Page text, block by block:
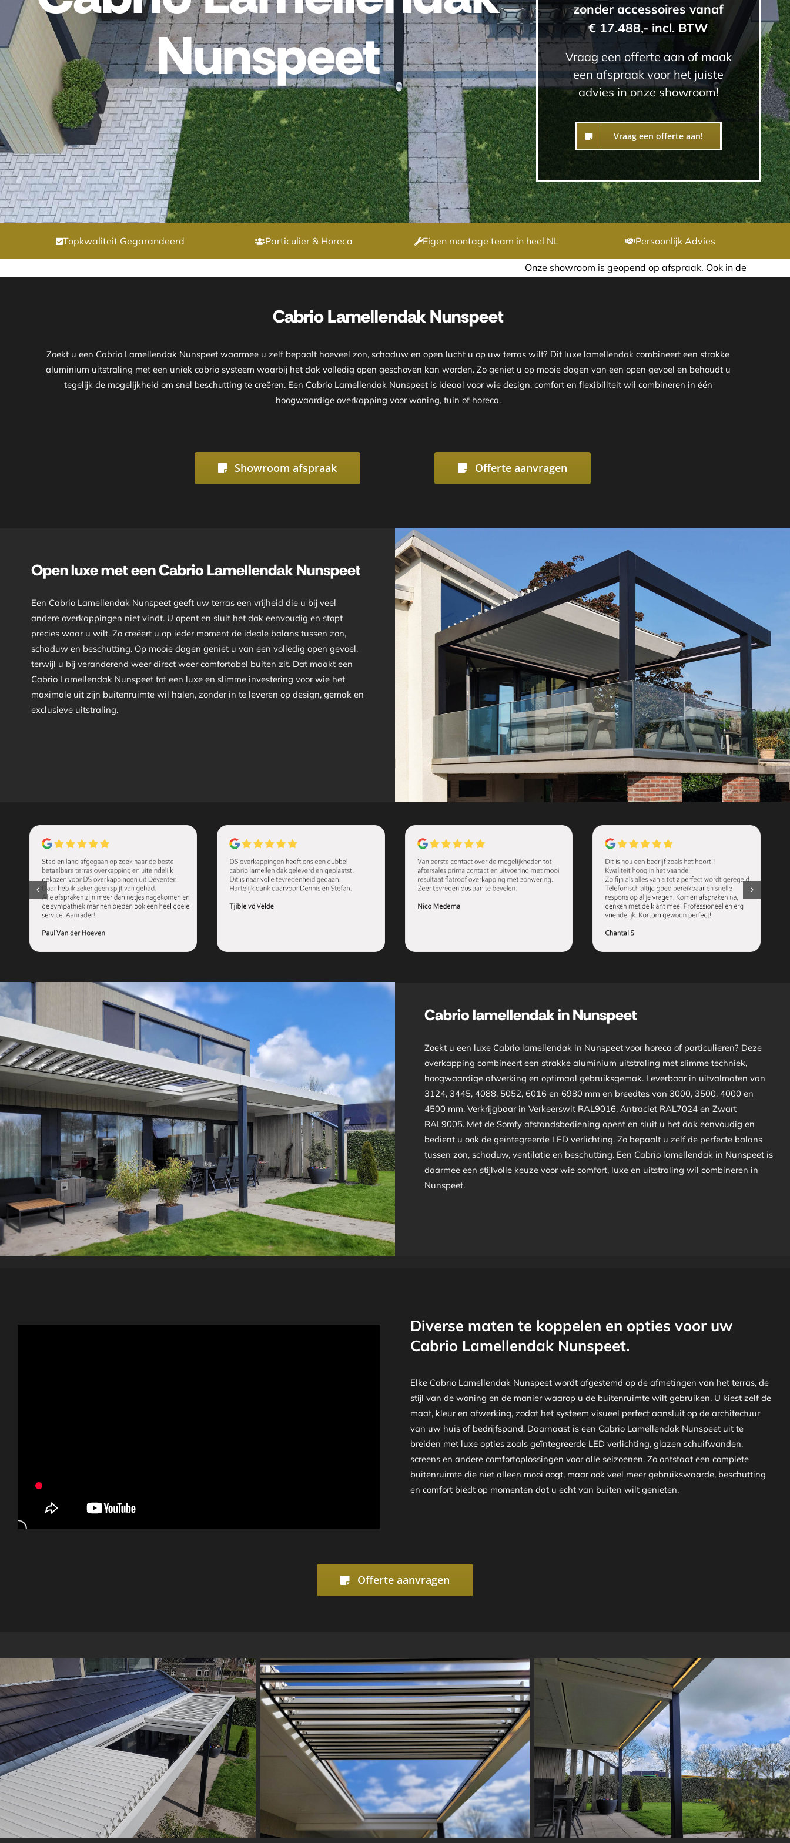
Nunspeet
zonder accessoires vanaf
€ 17.488,- incl. BTW
Vraag een offerte aan of maak
een afspraak voor het juiste
advies in onze showroom!
Vraag een offerte aan!
Topkwaliteit Gegarandeerd Particulier & Horeca Eigen montage team in heel NL Persoonlijk Advies
Onze showroom is geopend op afspraak. Ook in de avond of in het weekend nemen wij
Cabrio Lamellendak Nunspeet
Zoekt u een Cabrio Lamellendak Nunspeet waarmee u zelf bepaalt hoeveel zon, schaduw en open lucht u op uw terras wilt? Dit luxe lamellendak combineert een strakke
aluminium uitstraling met een uniek cabrio systeem waarbij het dak volledig open geschoven kan worden. Zo geniet u op mooie dagen van een open gevoel en behoudt u
tegelijk de mogelijkheid om snel beschutting te creëren. Een Cabrio Lamellendak Nunspeet is ideaal voor wie design, comfort en flexibiliteit wil combineren in één
hoogwaardige overkapping voor woning, tuin of horeca.
Showroom afspraak Offerte aanvragen
Open luxe met een Cabrio Lamellendak Nunspeet
Een Cabrio Lamellendak Nunspeet geeft uw terras een vrijheid die u bij veel
andere overkappingen niet vindt. U opent en sluit het dak eenvoudig en stopt
precies waar u wilt. Zo creëert u op ieder moment de ideale balans tussen zon,
schaduw en beschutting. Op mooie dagen geniet u van een volledig open gevoel,
terwijl u bij veranderend weer direct weer comfortabel buiten zit. Dat maakt een
Cabrio Lamellendak Nunspeet tot een luxe en slimme investering voor wie het
maximale uit zijn buitenruimte wil halen, zonder in te leveren op design, gemak en
exclusieve uitstraling.
Cabrio lamellendak in Nunspeet
Zoekt u een luxe Cabrio lamellendak in Nunspeet voor horeca of particulieren? Deze
overkapping combineert een strakke aluminium uitstraling met slimme techniek,
hoogwaardige afwerking en optimaal gebruiksgemak. Leverbaar in uitvalmaten van
3124, 3445, 4088, 5052, 6016 en 6980 mm en breedtes van 3000, 3500, 4000 en
4500 mm. Verkrijgbaar in Verkeerswit RAL9016, Antraciet RAL7024 en Zwart
RAL9005. Met de Somfy afstandsbediening opent en sluit u het dak eenvoudig en
bedient u ook de geïntegreerde LED verlichting. Zo bepaalt u zelf de perfecte balans
tussen zon, schaduw, ventilatie en beschutting. Een Cabrio lamellendak in Nunspeet is
daarmee een stijlvolle keuze voor wie comfort, luxe en uitstraling wil combineren in
Nunspeet.
Diverse maten te koppelen en opties voor uw
Cabrio Lamellendak Nunspeet.
Elke Cabrio Lamellendak Nunspeet wordt afgestemd op de afmetingen van het terras, de
stijl van de woning en de manier waarop u de buitenruimte wilt gebruiken. U kiest zelf de
maat, kleur en afwerking, zodat het systeem visueel perfect aansluit op de architectuur
van uw huis of bedrijfspand. Daarnaast is een Cabrio Lamellendak Nunspeet uit te
breiden met luxe opties zoals geïntegreerde LED verlichting, glazen schuifwanden,
screens en andere comfortoplossingen voor alle seizoenen. Zo ontstaat een complete
buitenruimte die niet alleen mooi oogt, maar ook veel meer gebruikswaarde, beschutting
en comfort biedt op momenten dat u echt van buiten wilt genieten.
Offerte aanvragen